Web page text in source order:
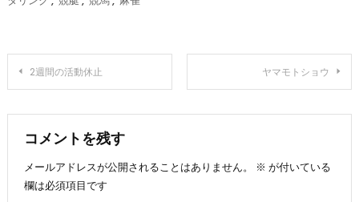
投
稿
ナ
ビ
2週間の活動休止 ヤマモトショウ
コメントを残す
メールアドレスが公開されることはありません。
※ が付いている
欄は必須項目です